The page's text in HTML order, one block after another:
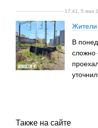
17:41, 5 мая
Жители
В
сложно
Также на сайте